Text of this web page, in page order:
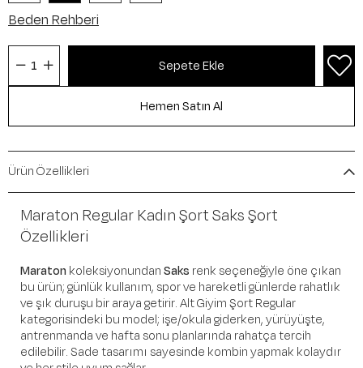
Beden Rehberi
Ürün Özellikleri
Maraton Regular Kadın Şort Saks Şort
Özellikleri
Maraton koleksiyonundanSaks renk seçeneğiyle öne çıkan
bu ürün; günlük kullanım, spor ve hareketli günlerde rahatlık
ve şık duruşu bir araya getirir. Alt Giyim Şort Regular
kategorisindeki bu model; işe/okula giderken, yürüyüşte,
antrenmanda ve hafta sonu planlarında rahatça tercih
edilebilir. Sade tasarımı sayesinde kombin yapmak kolaydır